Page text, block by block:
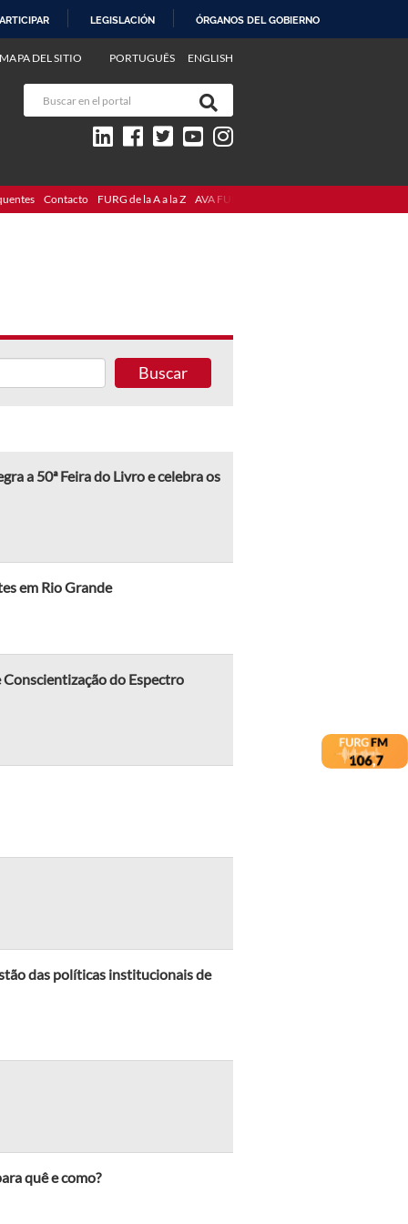
LEGISLACIÓN ÓRGANOS DEL GOBIERNO
PORTUGUÊS ENGLISH
MAPA DEL SITIO
Contacto FURG de la A a la Z AVA FURG
Buscar
a 50ª Feira do Livro e celebra os
em Rio Grande
do Espectro
das políticas institucionais de
quê e como?